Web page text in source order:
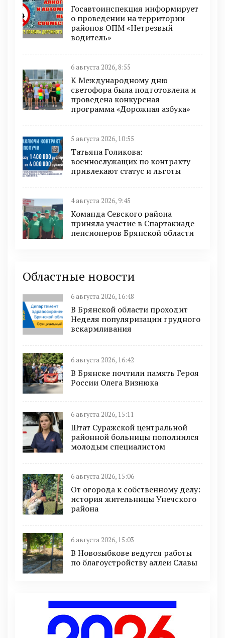
Госавтоинспекция информирует
о проведении на территории
районов ОПМ «Нетрезвый
водитель»
6 августа 2026, 8:55
К Международному дню
светофора была подготовлена и
проведена конкурсная
программа «Дорожная азбука»
5 августа 2026, 10:55
Татьяна Голикова:
военнослужащих по контракту
привлекают статус и льготы
4 августа 2026, 9:45
Команда Севского района
приняла участие в Спартакиаде
пенсионеров Брянской области
Областные новости
6 августа 2026, 16:48
В Брянской области проходит
Неделя популяризации грудного
вскармливания
6 августа 2026, 16:42
В Брянске почтили память Героя
России Олега Визнюка
6 августа 2026, 15:11
Штат Суражской центральной
районной больницы пополнился
молодым специалистом
6 августа 2026, 15:06
От огорода к собственному делу:
история жительницы Унечского
района
6 августа 2026, 15:03
В Новозыбкове ведутся работы
по благоустройству аллеи Славы